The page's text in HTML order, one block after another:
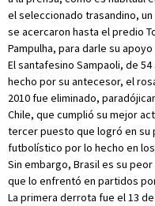
el seleccionado trasandino,
se acercaron hasta el predio
Pampulha, para darle su
El santafesino Sampaoli, de
hecho por su antecesor, el
2010 fue eliminado,
Chile, que cumplió su mejor
tercer puesto que logró en su
futbolístico por lo hecho en
Sin embargo, Brasil es su
que lo enfrentó en partidos
La primera derrota fue el 13